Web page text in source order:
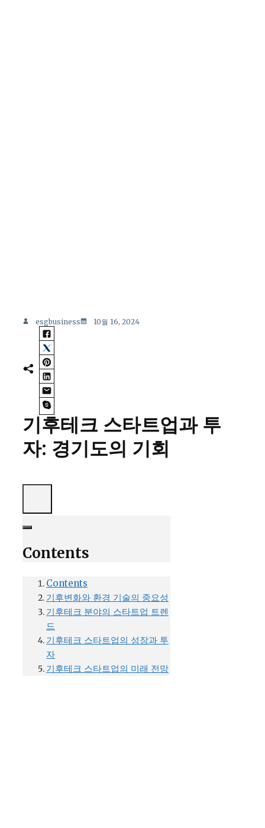
esgbusiness 10월 16, 2024
기후테크 스타트업과 투
자: 경기도의 기회
Contents
Contents
기후변화와 환경 기술의 중요성
기후테크 분야의 스타트업 트렌
드
기후테크 스타트업의 성장과 투
자
기후테크 스타트업의 미래 전망